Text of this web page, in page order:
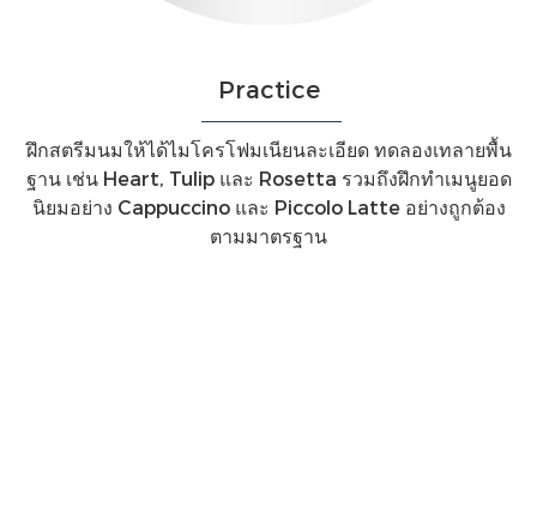
Practice
ฝึกสตรีมนมให้ได้ไมโครโฟมเนียนละเอียด ทดลองเทลายพื้น
ฐาน เช่น Heart, Tulip และ Rosetta รวมถึงฝึกทำเมนูยอด
นิยมอย่าง Cappuccino และ Piccolo Latte อย่างถูกต้อง
ตามมาตรฐาน